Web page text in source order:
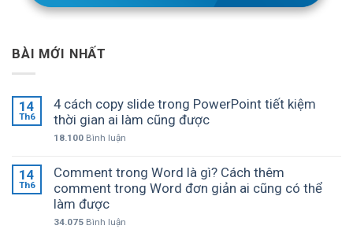
BÀI MỚI NHẤT
14
Th6
4 cách copy slide trong PowerPoint tiết kiệm
thời gian ai làm cũng được
18.100 Bình luận
14
Th6
Comment trong Word là gì? Cách thêm
comment trong Word đơn giản ai cũng có thể
làm được
34.075 Bình luận